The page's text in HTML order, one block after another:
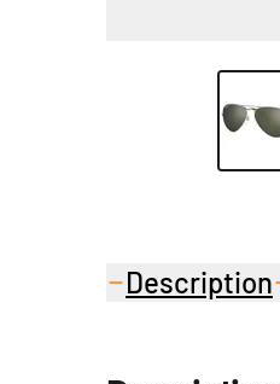
Description